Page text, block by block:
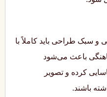
و سبک طراحی باید کاملاً با
باعث می‌شود
کرده و تصویر
باشند.